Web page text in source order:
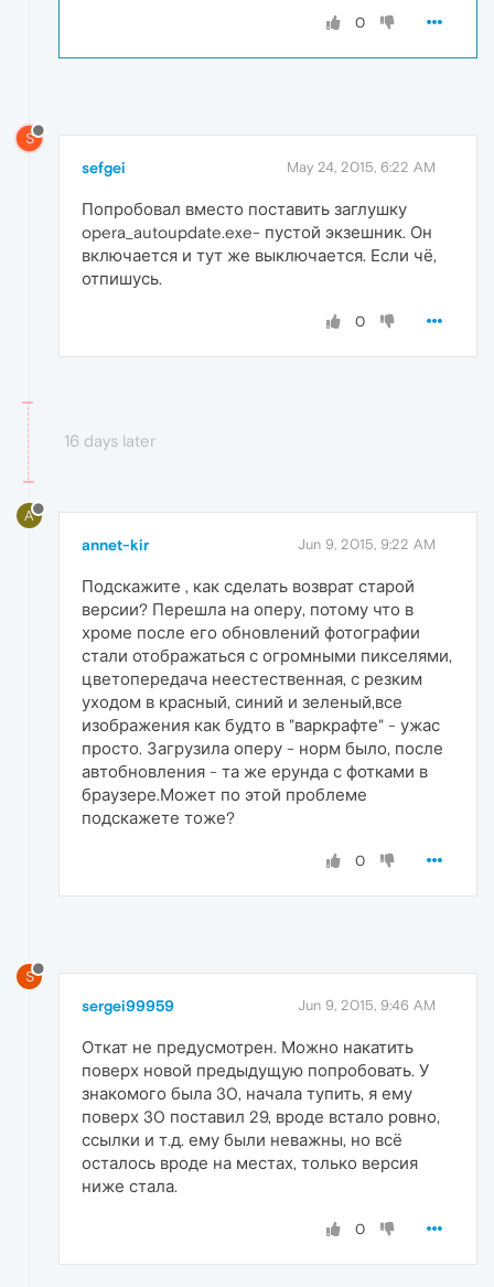
0
S
sefgei May 24, 2015, 6:22 AM
Попробовал вместо поставить заглушку
opera_autoupdate.exe- пустой экзешник. Он
включается и тут же выключается. Если чё,
отпишусь.
0
16 days later
A
annet-kir Jun 9, 2015, 9:22 AM
Подскажите , как сделать возврат старой
версии? Перешла на оперу, потому что в
хроме после его обновлений фотографии
стали отображаться с огромными пикселями,
цветопередача неестественная, с резким
уходом в красный, синий и зеленый,все
изображения как будто в "варкрафте" - ужас
просто. Загрузила оперу - норм было, после
автобновления - та же ерунда с фотками в
браузере.Может по этой проблеме
подскажете тоже?
0
S
sergei99959 Jun 9, 2015, 9:46 AM
Откат не предусмотрен. Можно накатить
поверх новой предыдущую попробовать. У
знакомого была 30, начала тупить, я ему
поверх 30 поставил 29, вроде встало ровно,
ссылки и т.д. ему были неважны, но всё
осталось вроде на местах, только версия
ниже стала.
0